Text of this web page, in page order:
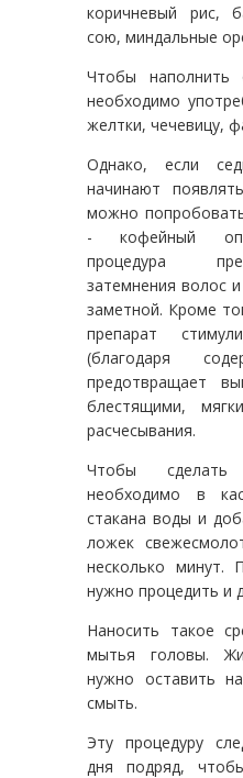
коричневый рис,
сою, миндальные
Чтобы наполнить
необходимо
желтки, чечевицу,
Однако, если
начинают
можно
- кофейный
процедура
затемнения волос
заметной. Кроме
препарат
(благодаря
предотвращает
блестящими,
расчесывания.
Чтобы сделать
необходимо в
стакана воды и
ложек
несколько минут.
нужно процедить и
Наносить такое
мытья головы.
нужно оставить
смыть.
Эту процедуру
дня подряд,